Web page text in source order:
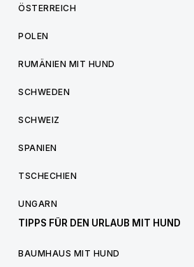
ÖSTERREICH
POLEN
RUMÄNIEN MIT HUND
SCHWEDEN
SCHWEIZ
SPANIEN
TSCHECHIEN
UNGARN
TIPPS FÜR DEN URLAUB MIT HUND
BAUMHAUS MIT HUND